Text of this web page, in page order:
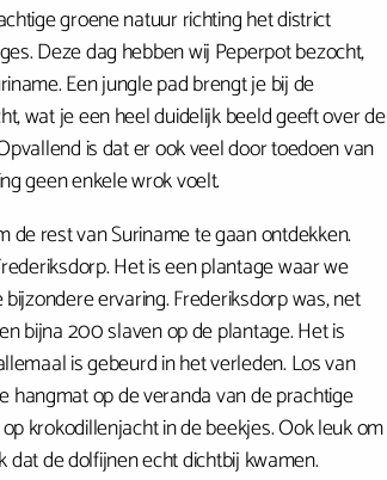
groene natuur richting het district
Deze dag hebben wij Peperpot bezocht,
Een jungle pad brengt je bij de
wat je een heel duidelijk beeld geeft over de
is dat er ook veel door toedoen van
geen enkele wrok voelt.
rest van Suriname te gaan ontdekken.
Het is een plantage waar we
ervaring. Frederiksdorp was, net
bijna 200 slaven op de plantage. Het is
is gebeurd in het verleden. Los van
hangmat op de veranda van de prachtige
krokodillenjacht in de beekjes. Ook leuk om
de dolfijnen echt dichtbij kwamen.